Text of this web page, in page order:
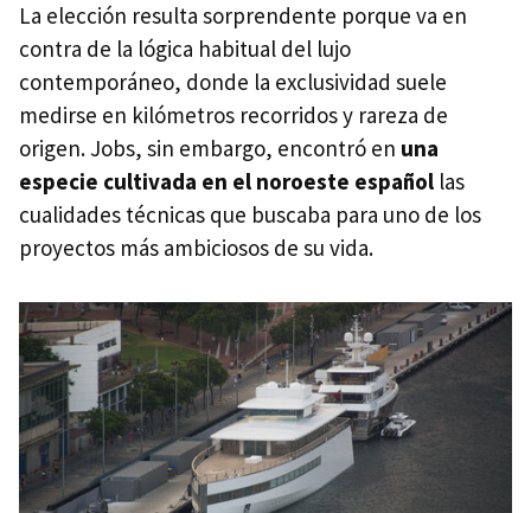
La elección resulta sorprendente porque va en
contra de la lógica habitual del lujo
contemporáneo, donde la exclusividad suele
medirse en kilómetros recorridos y rareza de
origen. Jobs, sin embargo, encontró en una
especie cultivada en el noroeste español las
cualidades técnicas que buscaba para uno de los
proyectos más ambiciosos de su vida.